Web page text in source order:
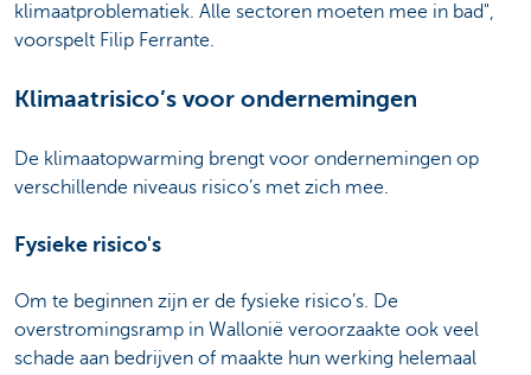
klimaatproblematiek. Alle sectoren moeten mee in bad",
voorspelt Filip Ferrante.
Klimaatrisico’s voor ondernemingen
De klimaatopwarming brengt voor ondernemingen op
verschillende niveaus risico’s met zich mee.
Fysieke risico's
Om te beginnen zijn er de fysieke risico’s. De
overstromingsramp in Wallonië veroorzaakte ook veel
schade aan bedrijven of maakte hun werking helemaal